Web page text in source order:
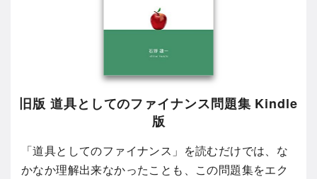
旧版 道具としてのファイナンス問題集 Kindle
版
「道具としてのファイナンス」を読むだけでは、な
かなか理解出来なかったことも、この問題集をエク